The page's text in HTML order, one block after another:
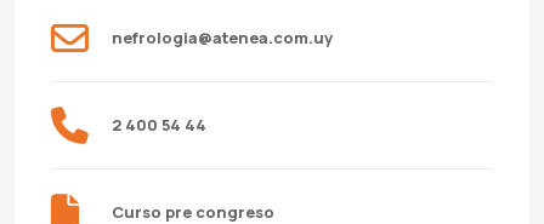
nefrologia@atenea.com.uy
2 400 54 44
Curso pre congreso